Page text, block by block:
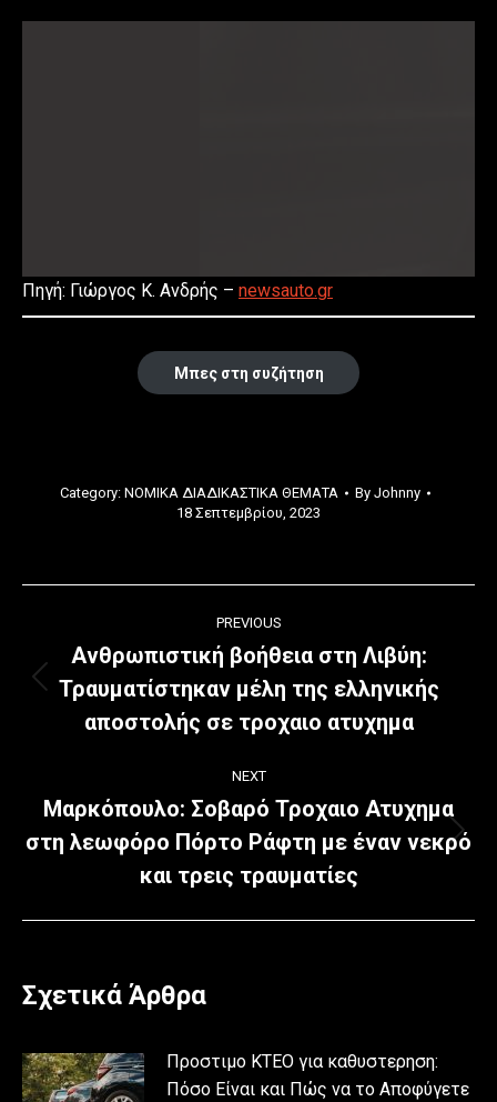
Πηγή: Γιώργος Κ. Ανδρής – newsauto.gr
Μπες στη συζήτηση
Category: ΝΟΜΙΚΑ ΔΙΑΔΙΚΑΣΤΙΚΑ ΘΕΜΑΤΑ By Johnny
18 Σεπτεμβρίου, 2023
navigation
PREVIOUS
Previous
post:
Ανθρωπιστική βοήθεια στη Λιβύη:
Τραυματίστηκαν μέλη της ελληνικής
αποστολής σε τροχαιο ατυχημα
NEXT
Next
post:
Μαρκόπουλο: Σοβαρό Τροχαιο Ατυχημα
στη λεωφόρο Πόρτο Ράφτη με έναν νεκρό
και τρεις τραυματίες
Σχετικά Άρθρα
Προστιμο ΚΤΕΟ για καθυστερηση:
Πόσο Είναι και Πώς να το Αποφύγετε